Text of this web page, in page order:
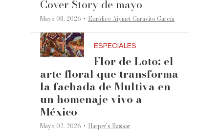
Cover Story de mayo
Mayo 08, 2026 ·Eurídice Aiymet Garavito García
ESPECIALES
Flor de Loto: el
arte floral que transforma
la fachada de Multiva en
un homenaje vivo a
México
Mayo 02, 2026 ·Harper’s Bazaar